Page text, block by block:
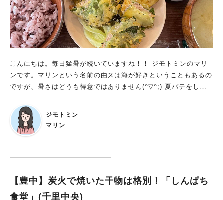
水揚げされた「生しらす」を求めて、買いに来られるお客様も多
いそう。(完全予約制) 新鮮なしらすを生の状態から味付けされた
「つくだ煮」は、私もおすすめです！ 食事のあとは、販売所で
お買い物 イートインで食べたものを、隣の販売所で購入できる
の他にもしらすチップスやしらすパウダーなど お土産になりそ
うなものまで売っています。 釜揚げしらす90g（税込590
円）、しらすのつくだ煮90g（税込580円）、しらすチップス30g
しらす 魚の中でも、クセがなく手軽に食べられてしかも栄養素
がギュッと詰まっていて良いことづくしのしらす。 北摂で新鮮
な生しらす、釜揚げしらすが食べられる数少ないお店かもしれま
だきました。 お忙しいところ、ありがとうございました！ こ
ようと思います！ お店の最新情報はInstagramをご覧ください。
Instagramはこちら
こんにちは。毎日猛暑が続いていますね！！ ジモトミンのマリ
ンです。マリンという名前の由来は海が好きということもあるの
ですが、暑さはどうも得意ではありません(^▽^;) 夏バテをしな
のところにある「Joy's cafe」さんへランチを食べに行ってきま
した！ 何度か行ったことのあるお気に入りのお店です。
ジモトミン
マリン
【豊中】炭火で焼いた干物は格別！「しんぱち
食堂」(千里中央)